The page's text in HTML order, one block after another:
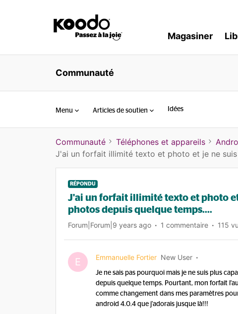
Magasiner
Communauté
Menu Articles de soutien Idées
Communauté Téléphones et appareils
J'ai un forfait illimité texto et photo et je ne
RÉPONDU
J'ai un forfait illimité texto et photo
photos depuis quelque temps....
Forum|Forum|9 years ago 1 commentaire 115
E Emmanuelle Fortier New User
Je ne sais pas pourquoi mais je ne suis plus
depuis quelque temps. Pourtant, mon forfait
comme changement dans mes paramètres
android 4.0.4 que j'adorais jusque là!!!